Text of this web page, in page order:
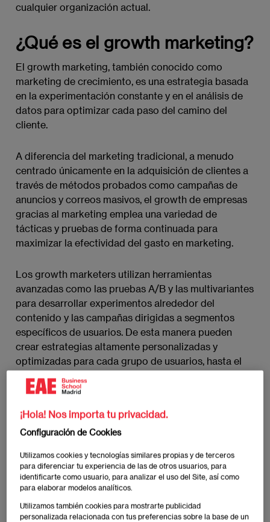
cualquier organización actual.
¿Qué es el growth marketing?
El growth marketing, también conocido como
marketing de crecimiento, es una estrategia basada
en la experimentación constante y en el análisis de
datos para optimizar cada paso del camino del
cliente.
A diferencia del marketing tradicional, a menudo
centrado únicamente en la adquisición de clientes a
través de métodos probados como campañas de
anuncios y correos masivos, el growth de empresas
gracias al marketing emplea una variedad de
tácticas y pruebas de forma continuada para
maximizar la efectividad del gasto en marketing.
Los growth marketers utilizan herramientas
avanzadas como las pruebas A/B y las multivariantes
para desarrollar experimentos alrededor del
contenido y las campañas dirigidas a segmentos
específicos de usuarios. De esta manera pueden
crear estrategias altamente personalizadas y
optimizadas para cada grupo de usuarios, hasta el
adquisición de clientes. Busca construir una
audiencia comprometida que reduzca la tasa de
abandono e incremente el valor de vida del cliente,
para fomentar la lealtad y el crecimiento orgánico a
través de recomendaciones y referencias.
Los principios fundamentales
¡Hola! Nos importa tu privacidad.
Configuración de Cookies
Utilizamos cookies y tecnologías similares propias y de terceros
para diferenciar tu experiencia de las de otros usuarios, para
identificarte como usuario, para analizar el uso del Site, así como
para elaborar modelos analíticos.
Utilizamos también cookies para mostrarte publicidad
personalizada relacionada con tus preferencias sobre la base de un